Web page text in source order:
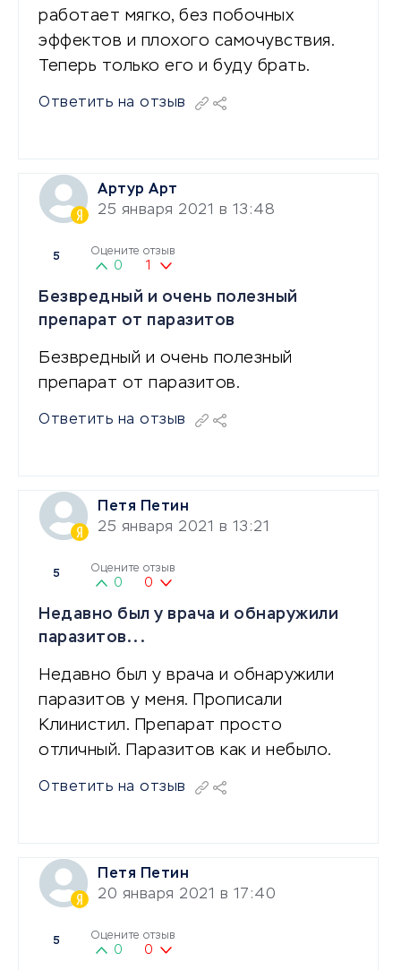
работает мягко, без побочных
эффектов и плохого самочувствия.
Теперь только его и буду брать.
Ответить на отзыв
Артур Арт
25 января 2021 в 13:48
5 Оцените отзыв
0 1
Безвредный и очень полезный
препарат от паразитов
Безвредный и очень полезный
препарат от паразитов.
Ответить на отзыв
Петя Петин
25 января 2021 в 13:21
5 Оцените отзыв
0 0
Недавно был у врача и обнаружили
паразитов...
Недавно был у врача и обнаружили
паразитов у меня. Прописали
Клинистил. Препарат просто
отличный. Паразитов как и небыло.
Ответить на отзыв
Петя Петин
20 января 2021 в 17:40
5 Оцените отзыв
0 0